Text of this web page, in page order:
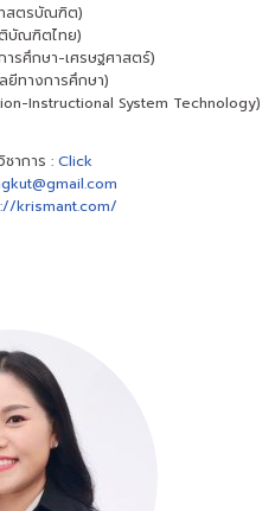
สตรบัณฑิต)
ติบัณฑิตไทย)
ารศึกษา-เศรษฐศาสตร์)
ยีทางการศึกษา)
Instructional System Technology)
าการ : Click
krismant.com/